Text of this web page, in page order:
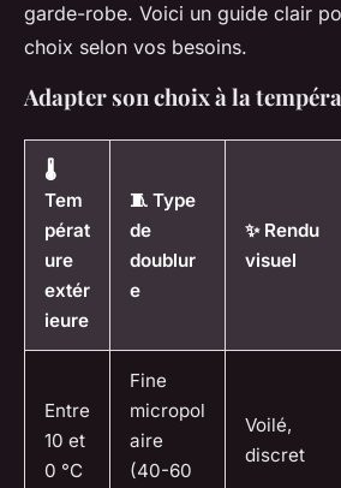
garde-robe. Voici un guide clair
choix selon vos besoins.
Adapter son choix à la
🌡️
Tem
pérat
ure
extér
ieure
🧵 Type
de
doublur
e
✨ Rendu
visuel
Entre
10 et
0 °C
Fine
micropol
aire
(40-60
Voilé,
discret